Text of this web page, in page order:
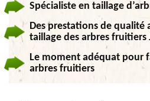
Spécialiste en taillage
Des prestations de qualité
taillage des arbres fruitiers
Le moment adéquat pour
arbres fruitiers